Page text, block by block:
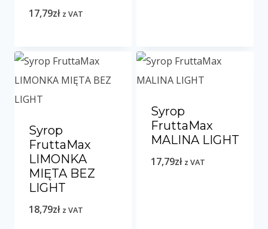
17,79zł z VAT
Syrop
FruttaMax
LIMONKA
MIĘTA BEZ
LIGHT
18,79zł z VAT
Syrop
FruttaMax
MALINA LIGHT
17,79zł z VAT